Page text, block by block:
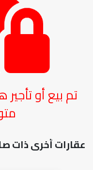
تم بيع أو تأجير
عقارات أخرى ذات